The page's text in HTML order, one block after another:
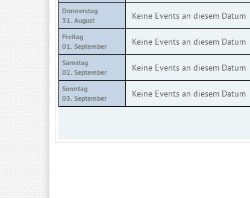
Donnerstag
31. August
Keine Events an diesem Datum
Freitag
01. September
Keine Events an diesem Datum
Samstag
02. September
Keine Events an diesem Datum
Sonntag
03. September
Keine Events an diesem Datum